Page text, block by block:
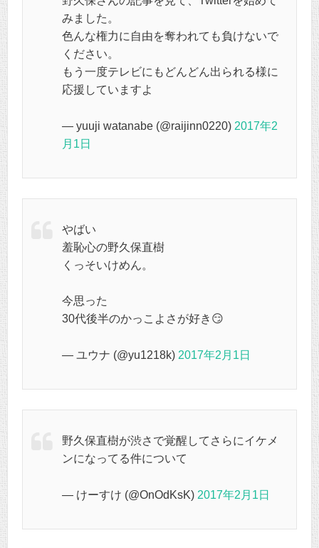
みました。
色んな権力に自由を奪われても負けないで
ください。
もう一度テレビにもどんどん出られる様に
応援していますよ
— yuuji watanabe (@raijinn0220) 2017年2
月1日
やばい
羞恥心の野久保直樹
くっそいけめん。
今思った
30代後半のかっこよさが好き😏
— ユウナ (@yu1218k) 2017年2月1日
野久保直樹が渋さで覚醒してさらにイケメ
ンになってる件について
— けーすけ (@OnOdKsK) 2017年2月1日